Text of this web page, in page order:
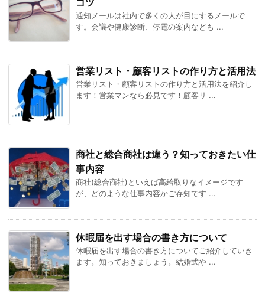
通知メールは社内で多くの人が目にするメールで
す。会議や健康診断、停電の案内なども ...
営業リスト・顧客リストの作り方と活用法
営業リスト・顧客リストの作り方と活用法を紹介し
ます！営業マンなら必見です！顧客リ ...
商社と総合商社は違う？知っておきたい仕
事内容
商社(総合商社)といえば高給取りなイメージです
が、どのような仕事内容かご存知です ...
休暇届を出す場合の書き方について
休暇届を出す場合の書き方についてご紹介していき
ます。知っておきましょう。結婚式や ...